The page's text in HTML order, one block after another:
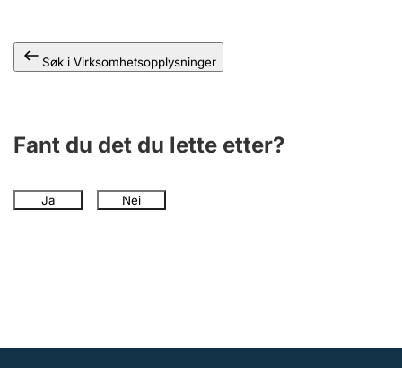
Søk i Virksomhetsopplysninger
Fant du det du lette etter?
Ja Nei